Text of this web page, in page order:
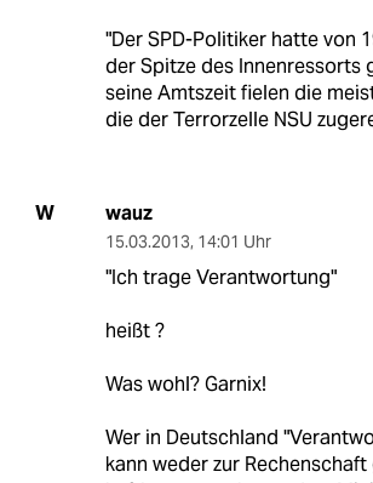
"Der SPD-Politiker hatte von
der Spitze des Innenressorts
seine Amtszeit fielen die
die der Terrorzelle NSU
W wauz
15.03.2013, 14:01 Uhr
"Ich trage Verantwortung"
heißt ?
Was wohl? Garnix!
Wer in Deutschland
kann weder zur